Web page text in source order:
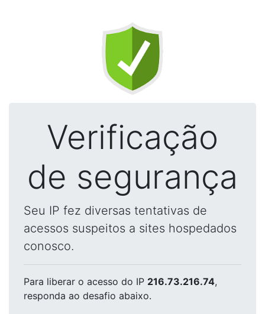
Verificação
de segurança
Seu IP fez diversas tentativas de
acessos suspeitos a sites hospedados
conosco.
Para liberar o acesso do IP 216.73.216.74,
responda ao desafio abaixo.